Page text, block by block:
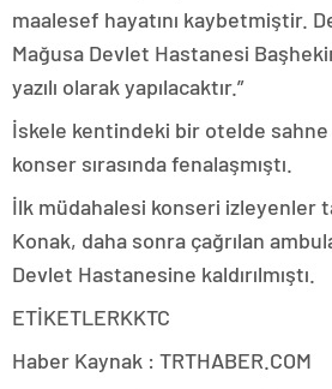
maalesef hayatını kaybetmiştir.
Mağusa Devlet Hastanesi
yazılı olarak yapılacaktır.”
İskele kentindeki bir otelde sahne
konser sırasında fenalaşmıştı.
İlk müdahalesi konseri izleyenler
Konak, daha sonra çağrılan
Devlet Hastanesine kaldırılmıştı.
ETİKETLERKKTC
Haber Kaynak : TRTHABER.COM